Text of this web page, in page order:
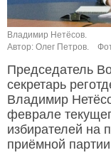
Владимир Нетёсов.
Автор: Олег Петров.
Председатель
секретарь
Владимир
феврале
избирателей на
приёмной